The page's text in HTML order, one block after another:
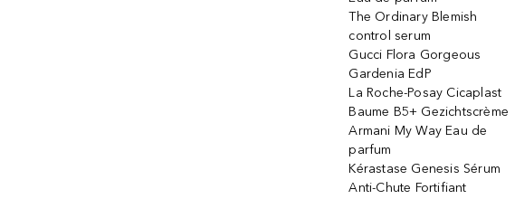
The Ordinary Blemish
control serum
Gucci Flora Gorgeous
Gardenia EdP
La Roche-Posay Cicaplast
Baume B5+ Gezichtscrème
Armani My Way Eau de
parfum
Kérastase Genesis Sérum
Anti-Chute Fortifiant